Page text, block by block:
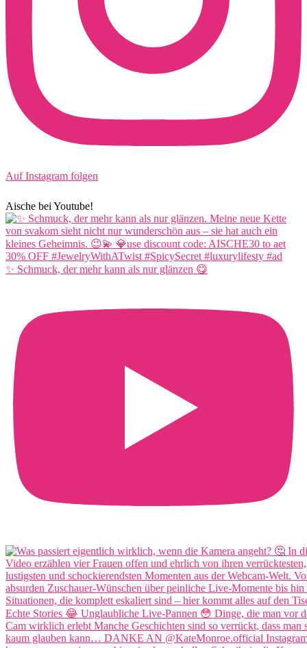
Auf Instagram folgen
Aische bei Youtube!
✨ Schmuck, der mehr kann als nur glänzen 😋